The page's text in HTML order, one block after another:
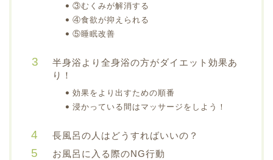
③むくみが解消する
④食欲が抑えられる
⑤睡眠改善
半身浴より全身浴の方がダイエット効果あ
り！
効果をより出すための順番
浸かっている間はマッサージをしよう！
長風呂の人はどうすればいいの？
お風呂に入る際のNG行動